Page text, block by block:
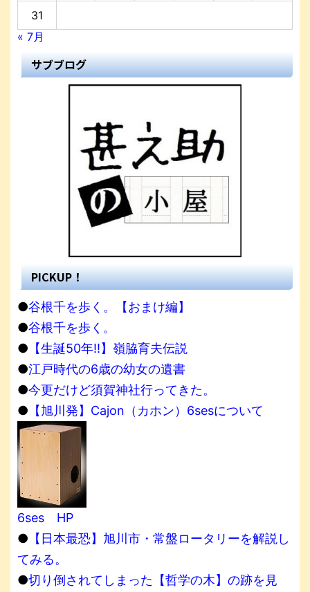
31
« 7月
サブブログ
PICKUP！
●谷根千を歩く。【おまけ編】
●谷根千を歩く。
● 【生誕50年!!】嶺脇育夫伝説
●江戸時代の6歳の幼女の遺書
●今更だけど須賀神社行ってきた。
● 【旭川発】Cajon（カホン）6sesについて
6ses HP
● 【日本最恐】旭川市・常盤ロータリーを解説し
てみる。
●切り倒されてしまった【哲学の木】の跡を見